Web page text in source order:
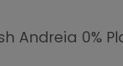
Andreia 0%